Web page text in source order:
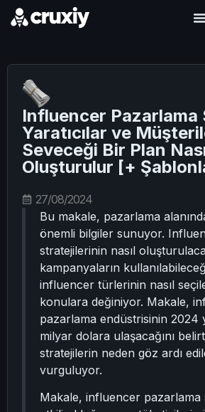
Influencer
Yaratıcılar ve
Seveceği Bir Plan
Oluşturulur [+
27/08/2024
Bu makale, pazarlama
önemli bilgiler sunuyor.
stratejilerinin nasıl
kampanyaların
influencer türlerinin nasıl
konulara değiniyor. Makale,
pazarlama endüstrisinin 2024
milyar dolara ulaşacağını
stratejilerin neden göz ardı
vurguluyor.
Makale, influencer pazarlama